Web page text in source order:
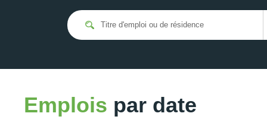
Emplois par date